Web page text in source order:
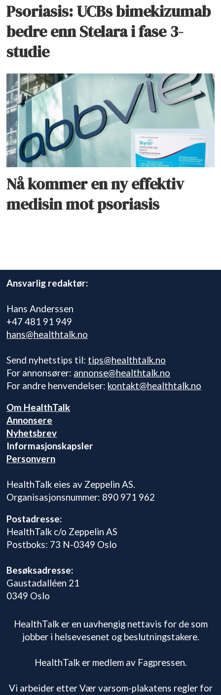
Psoriasis: UCBs bimekizumab
bedre enn Stelara i fase 3-
studie
Nå kommer en ny effektiv
medisin mot psoriasis
Ansvarlig redaktør:
Hans Anderssen
+47 481 91 949
hans@healthtalk.no
Send nyhetstips til: tips@healthtalk.no
For annonsører: annonse@healthtalk.no
For andre henvendelser: kontakt@healthtalk.no
Om HealthTalk
Annonsere
Nyhetsbrev
Informasjonskapsler
Personvern
HealthTalk eies av Zeppelin AS.
Organisasjonsnummer: 890 971 962
Postadresse:
HealthTalk c/o Zeppelin AS
Postboks: 73 N-0349 Oslo
Besøksadresse:
Gaustadalléen 21
0349 Oslo
HealthTalk er en uavhengig nettavis for de som
jobber i helsevesenet og beslutningstakere.
HealthTalk er medlem av Fagpressen.
Vi arbeider etter Vær varsom-plakatens regler for